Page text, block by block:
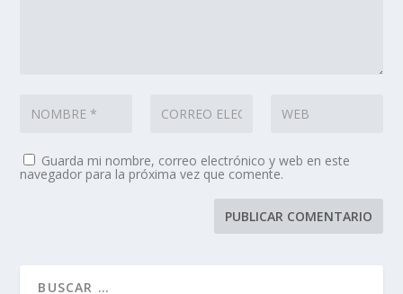
Guarda mi nombre, correo electrónico y web en este
navegador para la próxima vez que comente.